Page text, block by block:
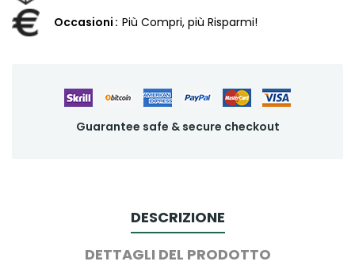
Occasioni Più Compri, più Risparmi!
Guarantee safe & secure checkout
DESCRIZIONE
DETTAGLI DEL PRODOTTO